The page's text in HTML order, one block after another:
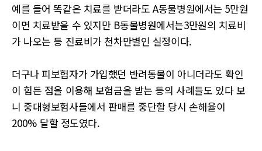
예를 들어 똑같은 치료를 받더라도 A동물병원에서는 5만원
이면 치료받을 수 있지만 B동물병원에서는3만원의 치료비
가 나오는 등 진료비가 천차만별인 실정이다.
더구나 피보험자가 가입했던 반려동물이 아니더라도 확인
이 힘든 점을 이용해 보험금을 받는 등의 사례들도 있다 보
니 중대형보험사들에서 판매를 중단할 당시 손해율이
200% 달할 정도였다.